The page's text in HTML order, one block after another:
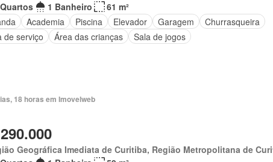
1 Banheiro
61 m²
Academia Piscina Elevador Garagem
Churrasqueira
de serviço
Área das crianças Sala de jogos
18 horas em Imovelweb
Geográfica Imediata de Curitiba, Região Metropolitana de